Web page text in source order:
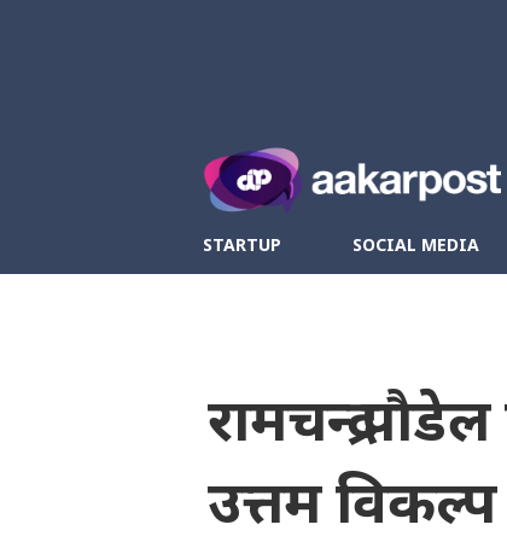
STARTUP SOCIAL MEDIA
रामचन्द्र
उत्तम